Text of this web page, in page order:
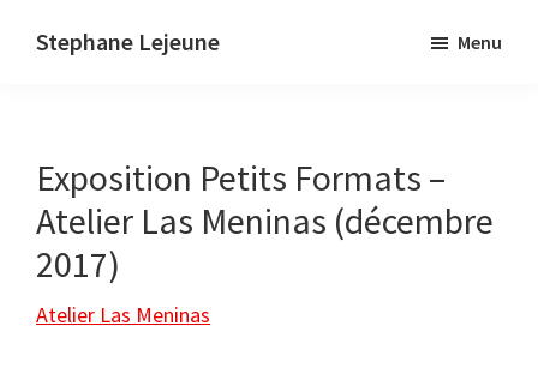
Stephane Lejeune
Peintures
et
photographies
Menu
Exposition Petits Formats –
Atelier Las Meninas (décembre
2017)
Atelier Las Meninas